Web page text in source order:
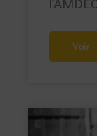
Voir